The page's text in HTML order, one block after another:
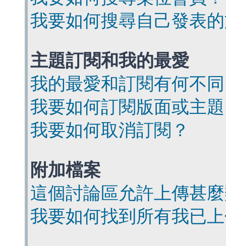
我要如何搜尋自己發表
主題訂閱和我的最愛
我的最愛和訂閱有何不
我要如何訂閱版面或主
我要如何取消訂閱？
附加檔案
這個討論區允許上傳甚
我要如何找到所有我已